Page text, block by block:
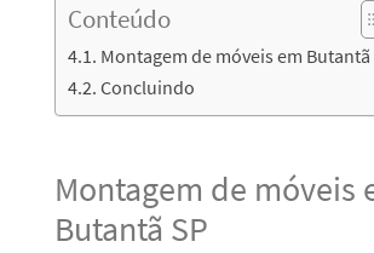
Conteúdo
Montagem de móveis em Butantã
Concluindo
Montagem de móveis
Butantã SP